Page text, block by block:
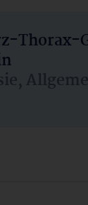
Thorax-